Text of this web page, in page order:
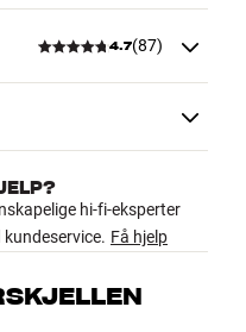
kompatible USB-C-
er på farten.
løsning med
samlet fra starten av. Et
våre.
4.7(87)
hi-fi-eksperter
Få hjelp